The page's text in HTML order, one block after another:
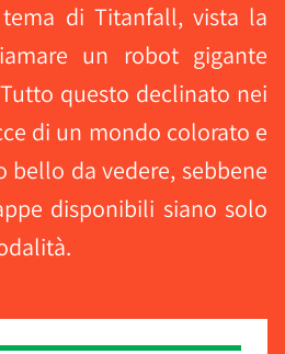
di Titanfall, vista la
un robot gigante
questo declinato nei
di un mondo colorato e
bello da vedere, sebbene
disponibili siano solo